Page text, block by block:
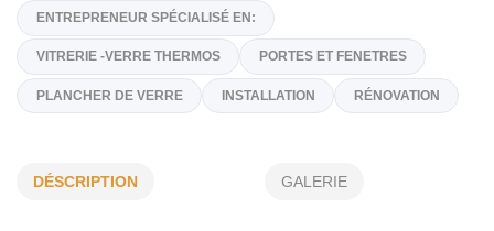
Sur demande
pbrouillette@maeval.ca
http://www.maeval.ca/
DÉSCRIPTION GALERIE